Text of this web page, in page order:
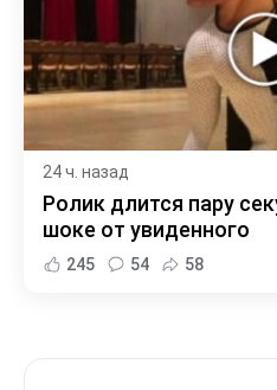
24 ч. назад
Ролик длится пару
шоке от увиденного
245 54 58